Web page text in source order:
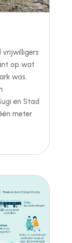
vrijwilligers
op wat
was.
en Stad
meter